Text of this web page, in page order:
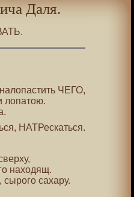
Даля.
ЧЕГО,
лопатою.
НАТРескаться.
находящ.
сахару.